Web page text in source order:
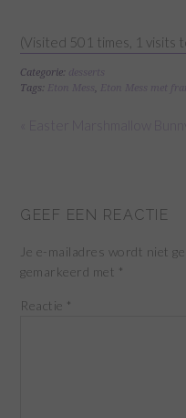
(Visited 501 times, 1 visits
Categorie: desserts
Tags: Eton Mess, Eton Mess met
GEEF EEN REACTIE
Je e-mailadres wordt niet
gemarkeerd met *
Reactie *